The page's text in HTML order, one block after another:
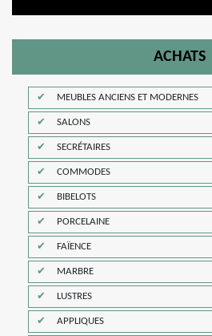
ACHATS
MEUBLES ANCIENS ET MODERNES
SALONS
SECRÉTAIRES
COMMODES
BIBELOTS
PORCELAINE
FAÏENCE
MARBRE
LUSTRES
APPLIQUES